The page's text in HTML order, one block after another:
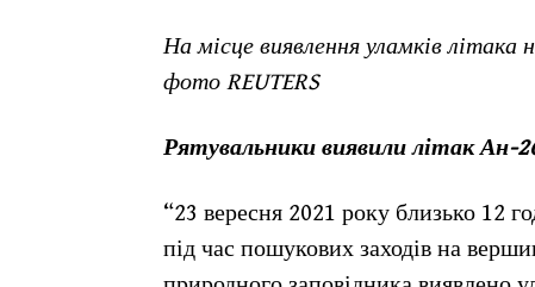
На місце виявлення уламків
фото REUTERS
Рятувальники виявили літак Ан-
“23 вересня 2021 року близько 12
під час пошукових заходів на